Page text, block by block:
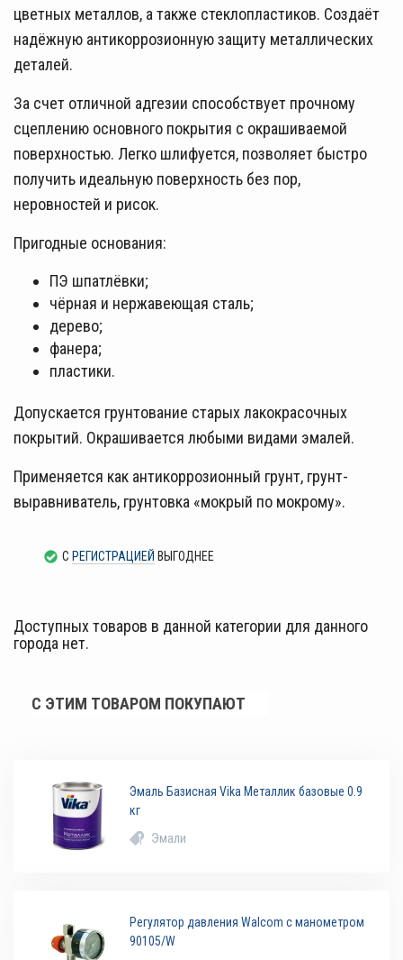
цветных металлов, а также стеклопластиков. Создаёт
надёжную антикоррозионную защиту металлических
деталей.
За счет отличной адгезии способствует прочному
сцеплению основного покрытия с окрашиваемой
поверхностью. Легко шлифуется, позволяет быстро
получить идеальную поверхность без пор,
неровностей и рисок.
Пригодные основания:
ПЭ шпатлёвки;
чёрная и нержавеющая сталь;
дерево;
фанера;
пластики.
Допускается грунтование старых лакокрасочных
покрытий. Окрашивается любыми видами эмалей.
Применяется как антикоррозионный грунт, грунт-
выравниватель, грунтовка «мокрый по мокрому».
С РЕГИСТРАЦИЕЙ ВЫГОДНЕЕ
Доступных товаров в данной категории для данного
города нет.
С ЭТИМ ТОВАРОМ ПОКУПАЮТ
Эмаль Базисная Vika Металлик базовые 0.9
кг
Эмали
Регулятор давления Walcom с манометром
90105/W